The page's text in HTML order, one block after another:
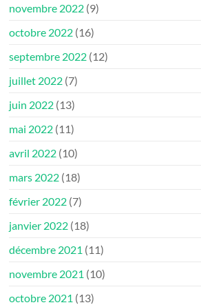
novembre 2022 (9)
octobre 2022 (16)
septembre 2022 (12)
juillet 2022 (7)
juin 2022 (13)
mai 2022 (11)
avril 2022 (10)
mars 2022 (18)
février 2022 (7)
janvier 2022 (18)
décembre 2021 (11)
novembre 2021 (10)
octobre 2021 (13)